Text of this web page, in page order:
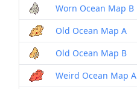
Worn Ocean Map B
Old Ocean Map A
Old Ocean Map B
Weird Ocean Map A